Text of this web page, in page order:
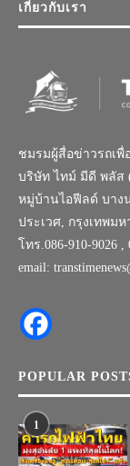
เกี่ยวกับเรา
ชมรมผู้สื่อข่าวรถเ
บริษัท ไทม์ มีดี พลัส
หมู่บ้านไอฟีลด์ บาง
ประเวศ, กรุงเทพมห
โทร.086-910-9026 ,
email:
POPULAR
1